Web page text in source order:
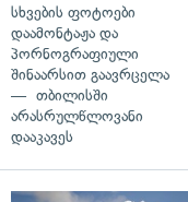
სხვების ფოტოები
დაამონტაჟა და
პორნოგრაფიული
შინაარსით გაავრცელა
— თბილისში
არასრულწლოვანი
დააკავეს